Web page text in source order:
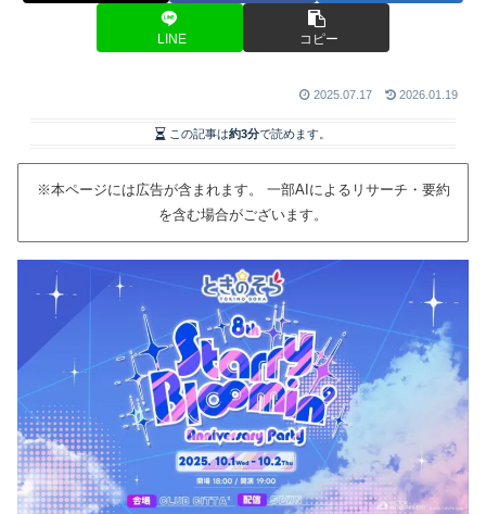
LINE コピー
2025.07.17 2026.01.19
この記事は約3分で読めます。
※本ページには広告が含まれます。 一部AIによるリサーチ・要約
を含む場合がございます。